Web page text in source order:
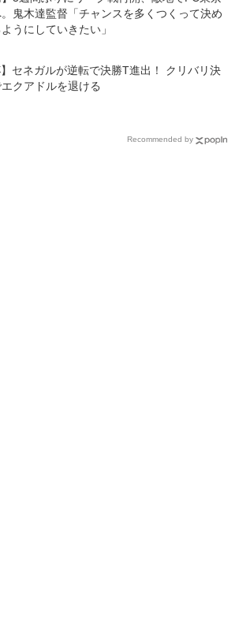
鬼木達監督「チャンスを多くつくって決め
うにしていきたい」
】セネガルが逆転で決勝T進出！ クリバリ決
クアドルを退ける
Recommended by